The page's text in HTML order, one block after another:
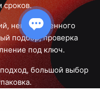
сроков.
некачественного
подбор, проверка
под ключ.
большой выбор